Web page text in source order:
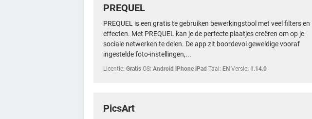
PREQUEL
PREQUEL is een gratis te gebruiken bewerkingstool met veel filters en
effecten. Met PREQUEL kan je de perfecte plaatjes creëren om op je
sociale netwerken te delen. De app zit boordevol geweldige vooraf
ingestelde foto-instellingen,...
Licentie: Gratis OS: Android iPhone iPad Taal: EN Versie: 1.14.0
PicsArt